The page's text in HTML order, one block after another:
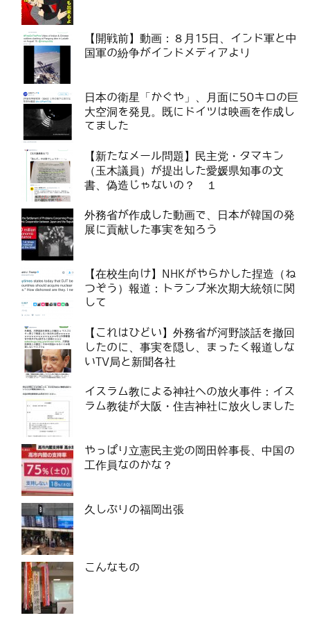
【開戦前】動画：８月15日、インド軍と中
国軍の紛争がインドメディアより
日本の衛星「かぐや」、月面に50キロの巨
大空洞を発見。既にドイツは映画を作成し
てました
【新たなメール問題】民主党・タマキン
（玉木議員）が提出した愛媛県知事の文
書、偽造じゃないの？ １
外務省が作成した動画で、日本が韓国の発
展に貢献した事実を知ろう
【在校生向け】NHKがやらかした捏造（ね
つぞう）報道：トランプ米次期大統領に関
して
【これはひどい】外務省が河野談話を撤回
したのに、事実を隠し、まったく報道しな
いTV局と新聞各社
イスラム教による神社への放火事件：イス
ラム教徒が大阪・住吉神社に放火しました
やっぱり立憲民主党の岡田幹事長、中国の
工作員なのかな？
久しぶりの福岡出張
こんなもの